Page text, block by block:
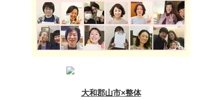
大和郡山市×整体